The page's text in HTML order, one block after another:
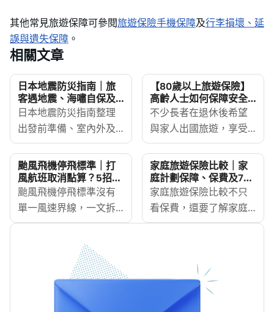
其他常見旅遊保障可參閱旅遊保險手機保障及行李損壞、延
誤與遺失保障 。
相關文章
日本地震防災指南｜旅
客遇地震、海嘯自保及
求助方法
日本地震防災指南整理
出發前準備、室內外及
交通工具上的自保方
法、海嘯避難原則、官
方防災資訊、緊急求助
電話、家庭旅客注意事
項與旅遊保險重點，方
便香港旅客按不同情況
【80歲以上旅遊保險】
高齡人士如何保障安全
出行？
不少長者在退休後希望
與家人出國旅遊，享受
人生第二春。不過，年
過80歲後，身體機能及
健康狀況變化較大，一
旦旅途中出現突發情
況，應變及支援尤為重
要。因此，選擇一份合
的一環。本文將為你拆
解80歲以上旅遊保險的
基本保障範圍、與一般
颱風飛機停飛標準｜打
風航班取消點算？5招應
對+旅保保障
颱風飛機停飛標準沒有
單一風速界線，一文拆
解側風、八號風球航班
及旅保索償重點。香港
受熱帶氣旋影響的月份
一般介乎5月至11月，當
中7月至9月最常受到影
家庭旅遊保險比較｜家
庭計劃保障、保費及7大
投保注意事項
家庭旅遊保險比較不只
看保費，還要了解家庭
計劃與個人旅保的分
療、行程取消、航班延
誤和行李保障。本文整
理7大投保注意事項，助